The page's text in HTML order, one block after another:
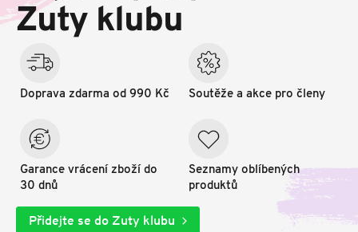
í
Zuty klubu
Doprava zdarma od 990 Kč
Garance vrácení zboží do
30 dnů
Soutěže a akce pro členy
Seznamy oblíbených
produktů
Přidejte se do Zuty klubu